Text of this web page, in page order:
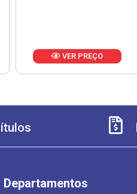
VER PREÇO
Departamentos